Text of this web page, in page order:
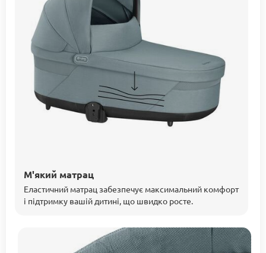
М'який матрац
Еластичний матрац забезпечує максимальний комфорт
і підтримку вашій дитині, що швидко росте.